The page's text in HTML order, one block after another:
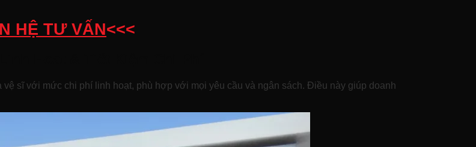
HỆ TƯ VẤN<<<
sĩ với mức chi phí linh hoạt, phù hợp với mọi yêu cầu và ngân sách. Điều này giúp doanh